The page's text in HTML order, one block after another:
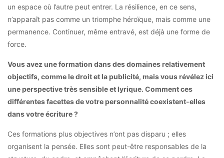
un espace où l’autre peut entrer. La résilience, en ce sens,
n’apparaît pas comme un triomphe héroïque, mais comme une
permanence. Continuer, même entravé, est déjà une forme de
force.
Vous avez une formation dans des domaines relativement
objectifs, comme le droit et la publicité, mais vous révélez ici
une perspective très sensible et lyrique. Comment ces
différentes facettes de votre personnalité coexistent-elles
dans votre écriture ?
Ces formations plus objectives n’ont pas disparu ; elles
organisent la pensée. Elles sont peut-être responsables de la